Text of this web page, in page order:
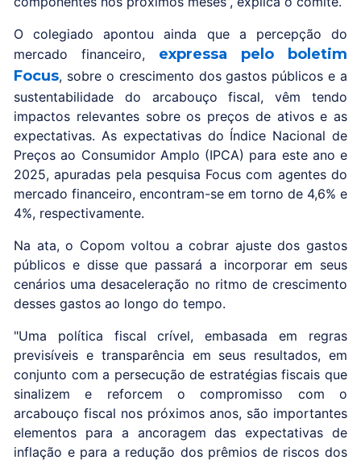
O colegiado apontou ainda que a percepção do
mercado financeiro,
expressa pelo boletim
Focus, sobre o crescimento dos gastos públicos e a
sustentabilidade do arcabouço fiscal, vêm tendo
impactos relevantes sobre os preços de ativos e as
expectativas. As expectativas do Índice Nacional de
Preços ao Consumidor Amplo (IPCA) para este ano e
2025, apuradas pela pesquisa Focus com agentes do
mercado financeiro, encontram-se em torno de 4,6% e
4%, respectivamente.
Na ata, o Copom voltou a cobrar ajuste dos gastos
públicos e disse que passará a incorporar em seus
cenários uma desaceleração no ritmo de crescimento
desses gastos ao longo do tempo.
"Uma política fiscal crível, embasada em regras
previsíveis e transparência em seus resultados, em
conjunto com a persecução de estratégias fiscais que
sinalizem e reforcem o compromisso com o
arcabouço fiscal nos próximos anos, são importantes
elementos para a ancoragem das expectativas de
inflação e para a redução dos prêmios de riscos dos